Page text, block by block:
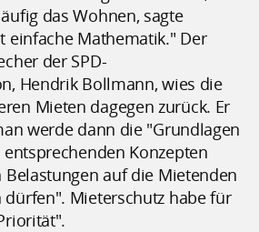
das Wohnen, sagte
einfache Mathematik." Der
der SPD-
Hendrik Bollmann, wies die
Mieten dagegen zurück. Er
werde dann die "Grundlagen
Konzepten
Belastungen auf die Mietenden
dürfen". Mieterschutz habe für